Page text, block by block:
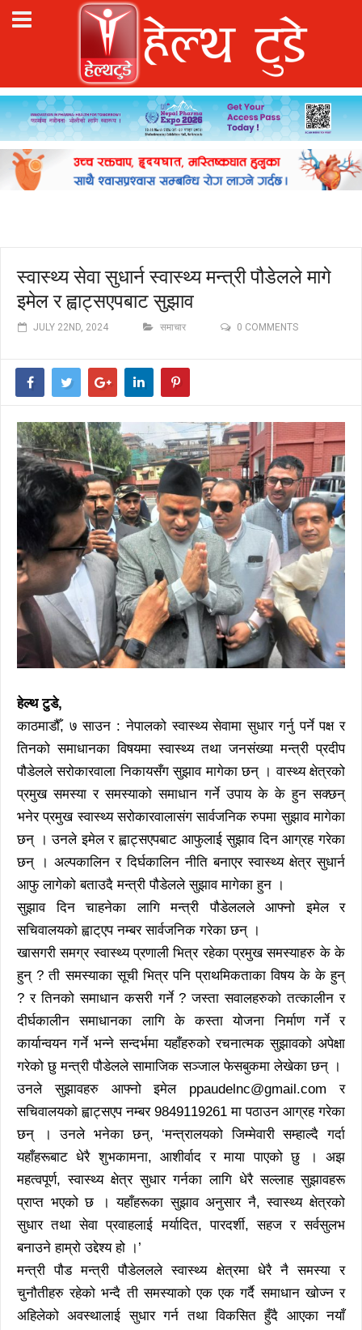
स्वास्थ्य सेवा सुधार्न स्वास्थ्य मन्त्री पौडेलले मागे
इमेल र ह्वाट्सएपबाट सुझाव
JULY 22ND, 2024 समाचार 0 COMMENTS
हेल्थ टुडे,
काठमाडौँ, ७ साउन : नेपालको स्वास्थ्य सेवामा सुधार गर्नु पर्ने पक्ष र
तिनको समाधानका विषयमा स्वास्थ्य तथा जनसंख्या मन्त्री प्रदीप
पौडेलले सरोकारवाला निकायसँग सुझाव मागेका छन् । वास्थ्य क्षेत्रको
प्रमुख समस्या र समस्याको समाधान गर्ने उपाय के के हुन सक्छन्
भनेर प्रमुख स्वास्थ्य सरोकारवालासंग सार्वजनिक रुपमा सुझाव मागेका
छन् । उनले इमेल र ह्वाट्सएपबाट आफुलाई सुझाव दिन आग्रह गरेका
छन् । अल्पकालिन र दिर्घकालिन नीति बनाएर स्वास्थ्य क्षेत्र सुधार्न
आफु लागेको बताउदै मन्त्री पौडेलले सुझाव मागेका हुन ।
सुझाव दिन चाहनेका लागि मन्त्री पौडेललले आफ्नो इमेल र
सचिवालयको ह्वाट्एप नम्बर सार्वजनिक गरेका छन् ।
खासगरी समग्र स्वास्थ्य प्रणाली भित्र रहेका प्रमुख समस्याहरु के के
हुन् ? ती समस्याका सूची भित्र पनि प्राथमिकताका विषय के के हुन्
? र तिनको समाधान कसरी गर्ने ? जस्ता सवालहरुको तत्कालीन र
दीर्घकालीन समाधानका लागि के कस्ता योजना निर्माण गर्ने र
कार्यान्वयन गर्ने भन्ने सन्दर्भमा यहाँहरुको रचनात्मक सुझावको अपेक्षा
गरेको छु मन्त्री पौडेलले सामाजिक सञ्जाल फेसबुकमा लेखेका छन् ।
उनले सुझावहरु आफ्नो इमेल ppaudelnc@gmail.com र
सचिवालयको ह्वाट्सएप नम्बर 9849119261 मा पठाउन आग्रह गरेका
छन् । उनले भनेका छन्, ‘मन्त्रालयको जिम्मेवारी सम्हाल्दै गर्दा
यहाँहरूबाट धेरै शुभकामना, आशीर्वाद र माया पाएको छु । अझ
महत्वपूर्ण, स्वास्थ्य क्षेत्र सुधार गर्नका लागि धेरै सल्लाह सुझावहरू
प्राप्त भएको छ । यहाँहरूका सुझाव अनुसार नै, स्वास्थ्य क्षेत्रको
सुधार तथा सेवा प्रवाहलाई मर्यादित, पारदर्शी, सहज र सर्वसुलभ
बनाउने हाम्रो उद्देश्य हो ।’
मन्त्री पौड मन्त्री पौडेललले स्वास्थ्य क्षेत्रमा धेरै नै समस्या र
चुनौतीहरु रहेको भन्दै ती समस्याको एक एक गर्दै समाधान खोज्न र
अहिलेको अवस्थालाई सुधार गर्न तथा विकसित हुँदै आएका नयाँ